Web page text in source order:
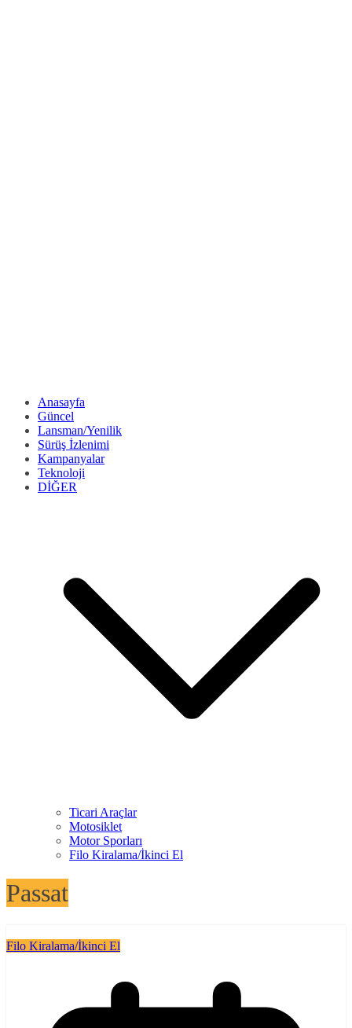
Anasayfa
Güncel
Lansman/Yenilik
Sürüş İzlenimi
Kampanyalar
Teknoloji
DİĞER
Ticari Araçlar
Motosiklet
Motor Sporları
Filo Kiralama/İkinci El
Passat
Filo Kiralama/İkinci El